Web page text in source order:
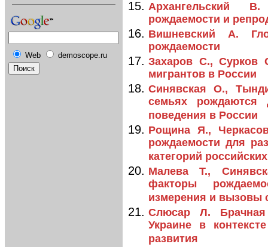
Web demoscope.ru
Архангельский
рождаемости и
Вишневский А.
рождаемости
Захаров С., Сурков
мигрантов в России
Синявская О.,
семьях рождаются
поведения в России
Рощина Я.,
рождаемости для
категорий
Малева Т.,
факторы
измерения и вызовы
Слюсар Л.
Украине в
развития